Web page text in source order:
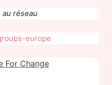
au réseau
europe
For Change